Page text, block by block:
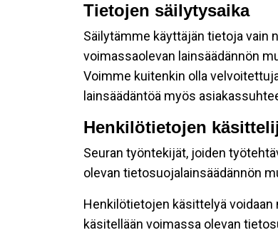
Tietojen säilytysaika
Säilytämme käyttäjän tietoja vain
voimassaolevan lainsäädännön
Voimme kuitenkin olla
lainsäädäntöä myös
Henkilötietojen
Seuran työntekijät, joiden
olevan tietosuojalainsäädännön
Henkilötietojen käsittelyä
käsitellään voimassa olevan